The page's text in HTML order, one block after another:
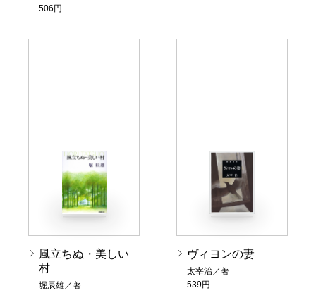
506円
風立ちぬ・美しい
村
堀辰雄／著
ヴィヨンの妻
太宰治／著
539円